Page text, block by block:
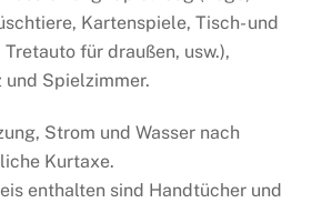
Kartenspiele, Tisch- und
für draußen, usw.),
Spielzimmer.
Strom und Wasser nach
Kurtaxe.
enthalten sind Handtücher und